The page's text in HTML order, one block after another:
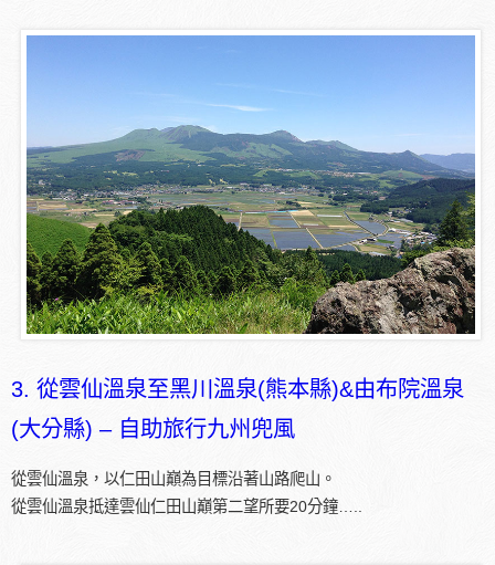
3. 從雲仙溫泉至黑川溫泉(熊本縣)&由布院溫泉
(大分縣) – 自助旅行九州兜風
從雲仙溫泉，以仁田山巔為目標沿著山路爬山。
從雲仙溫泉抵達雲仙仁田山巔第二望所要20分鐘…..